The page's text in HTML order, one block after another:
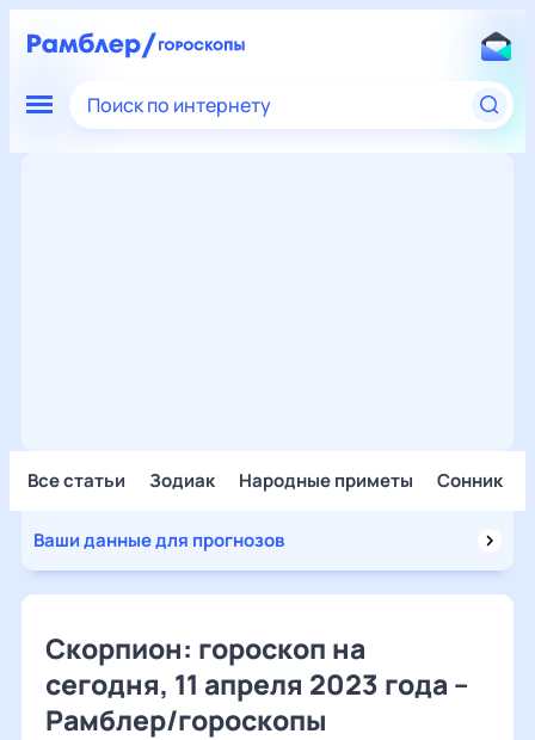
Поиск по интернету
Все статьи Зодиак Народные приметы Сонник
Ваши данные для прогнозов
Скорпион: гороскоп на
сегодня, 11 апреля 2023 года –
Рамблер/гороскопы